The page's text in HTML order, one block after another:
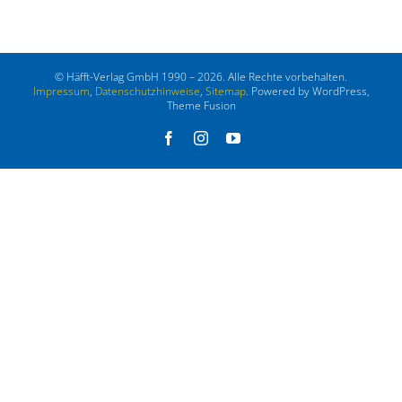
© Häfft-Verlag GmbH 1990 – 2026. Alle Rechte vorbehalten.
Impressum, Datenschutzhinweise, Sitemap. Powered by WordPress,
Theme Fusion
FacebookInstagramYouTube